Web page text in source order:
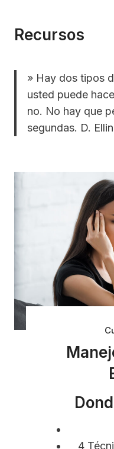
Recursos
» Hay dos tipos
usted puede
no. No hay que
segundas. D.
4